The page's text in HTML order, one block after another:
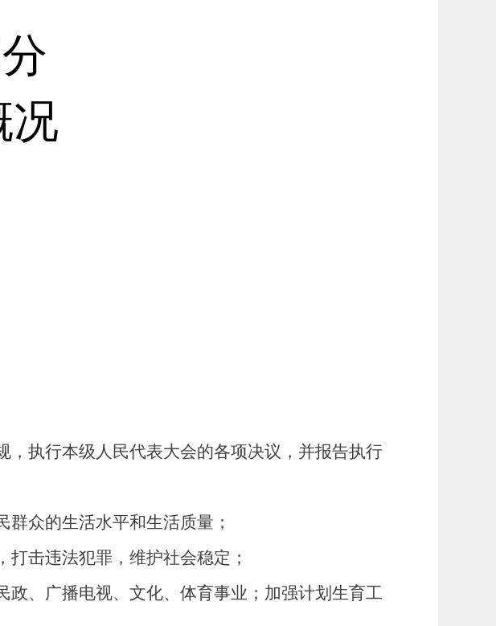
况
，执行本级人民代表大会的各项决议，并报告执行
群众的生活水平和生活质量；
打击违法犯罪，维护社会稳定；
政、广播电视、文化、体育事业；加强计划生育工